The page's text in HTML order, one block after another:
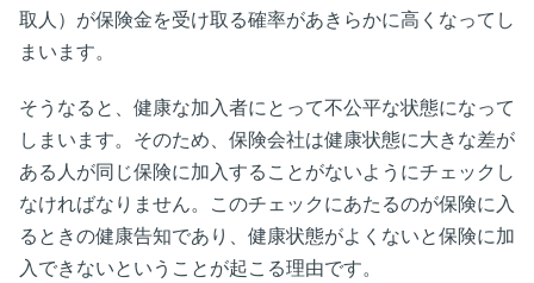
取人）が保険金を受け取る確率があきらかに高くなってし
まいます。
そうなると、健康な加入者にとって不公平な状態になって
しまいます。そのため、保険会社は健康状態に大きな差が
ある人が同じ保険に加入することがないようにチェックし
なければなりません。このチェックにあたるのが保険に入
るときの健康告知であり、健康状態がよくないと保険に加
入できないということが起こる理由です。